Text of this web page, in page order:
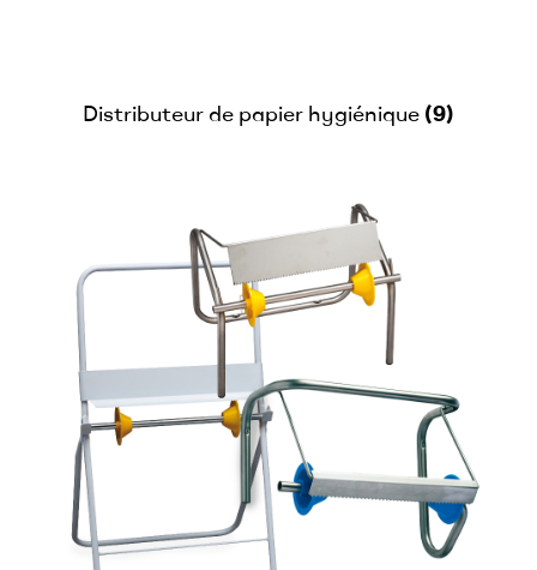
Distributeur de papier hygiénique (9)